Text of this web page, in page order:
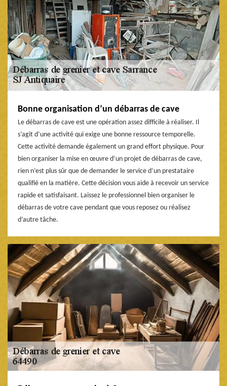
Bonne organisation d’un débarras de cave
Le débarras de cave est une opération assez difficile à réaliser. Il
s’agit d’une activité qui exige une bonne ressource temporelle.
Cette activité demande également un grand effort physique. Pour
bien organiser la mise en œuvre d’un projet de débarras de cave,
rien n’est plus sûr que de demander le service d’un prestataire
qualifié en la matière. Cette décision vous aide à recevoir un service
rapide et satisfaisant. Laissez le professionnel bien organiser le
débarras de votre cave pendant que vous reposez ou réalisez
d’autre tâche.